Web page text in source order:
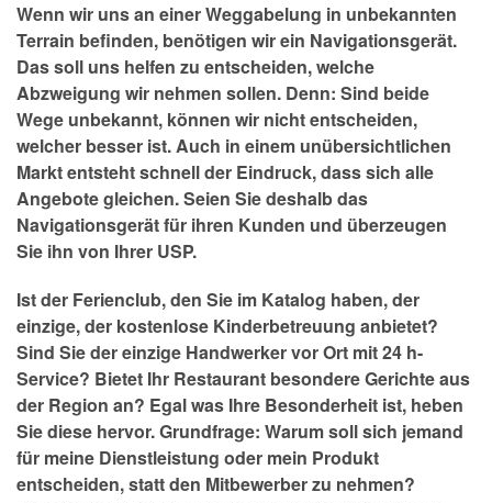
Wenn wir uns an einer Weggabelung in unbekannten
Terrain befinden, benötigen wir ein Navigationsgerät.
Das soll uns helfen zu entscheiden, welche
Abzweigung wir nehmen sollen. Denn: Sind beide
Wege unbekannt, können wir nicht entscheiden,
welcher besser ist. Auch in einem unübersichtlichen
Markt entsteht schnell der Eindruck, dass sich alle
Angebote gleichen. Seien Sie deshalb das
Navigationsgerät für ihren Kunden und überzeugen
Sie ihn von Ihrer USP.
Ist der Ferienclub, den Sie im Katalog haben, der
einzige, der kostenlose Kinderbetreuung anbietet?
Sind Sie der einzige Handwerker vor Ort mit 24 h-
Service? Bietet Ihr Restaurant besondere Gerichte aus
der Region an? Egal was Ihre Besonderheit ist, heben
Sie diese hervor. Grundfrage: Warum soll sich jemand
für meine Dienstleistung oder mein Produkt
entscheiden, statt den Mitbewerber zu nehmen?